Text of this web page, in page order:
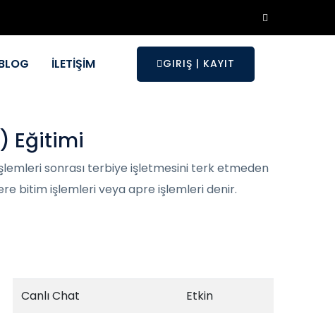
İLETİŞİM GIRIŞ | KAYIT
Eğitimi
sonrası terbiye işletmesini terk etmeden
bitim işlemleri veya apre işlemleri denir.
Canlı Chat Etkin